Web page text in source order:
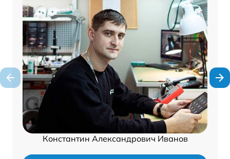
Константин Александрович Иванов